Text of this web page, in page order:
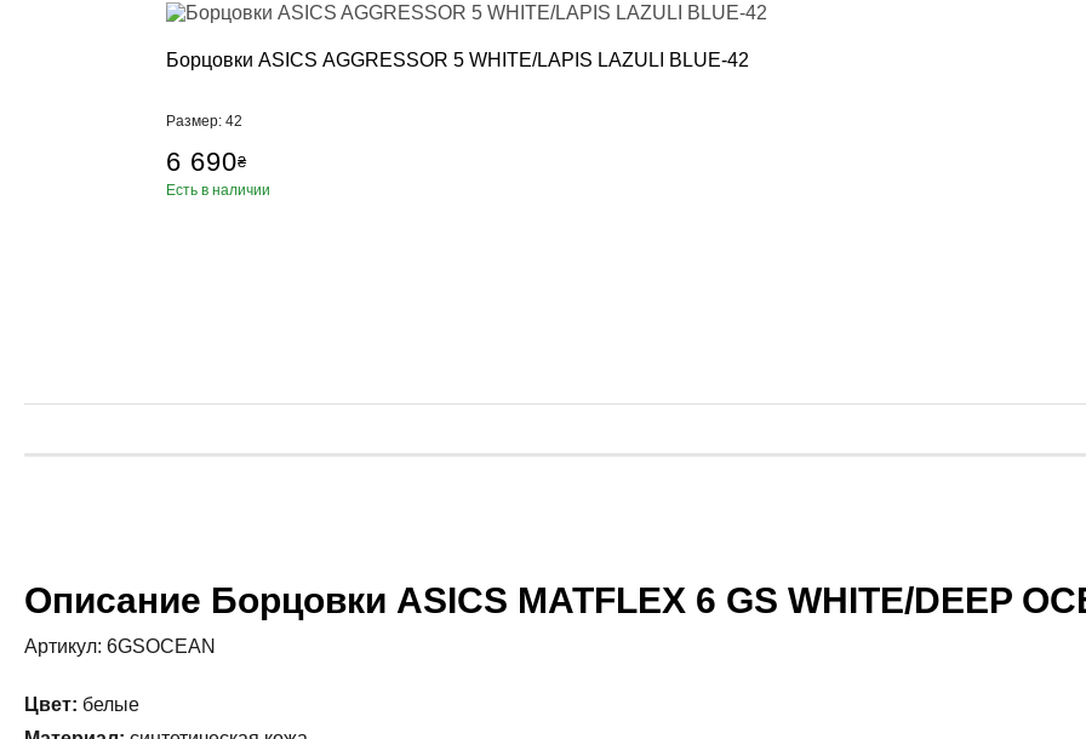
Борцовки ASICS AGGRESSOR 5 WHITE/LAPIS LAZULI BLUE-42
Размер: 42
6 690₴
Есть в наличии
Описание Борцовки ASICS MATFLEX 6 GS WHITE/DEEP
Артикул: 6GSOCEAN
Цвет: белые